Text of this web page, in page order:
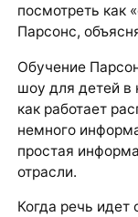
посмотреть
Парсонс,
Обучение
шоу для детей в
как работает
немного
простая
отрасли.
Когда речь идет